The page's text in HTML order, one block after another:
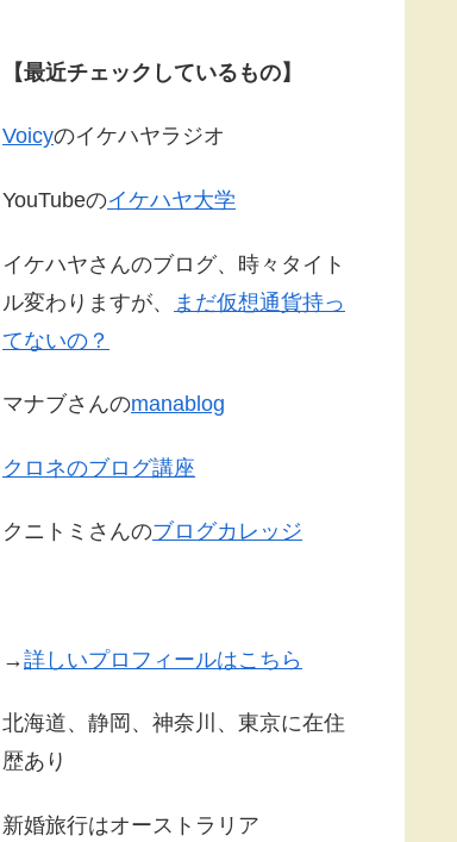
【最近チェックしているもの】
Voicyのイケハヤラジオ
YouTubeのイケハヤ大学
イケハヤさんのブログ、時々タイト
ル変わりますが、
まだ仮想通貨持っ
てないの？
マナブさんのmanablog
クロネのブログ講座
クニトミさんのブログカレッジ
→詳しいプロフィールはこちら
北海道、静岡、神奈川、東京に在住
歴あり
新婚旅行はオーストラリア